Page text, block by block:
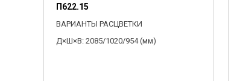
П622.15
ВАРИАНТЫ РАСЦВЕТКИ
Д×Ш×В: 2085/1020/954 (мм)